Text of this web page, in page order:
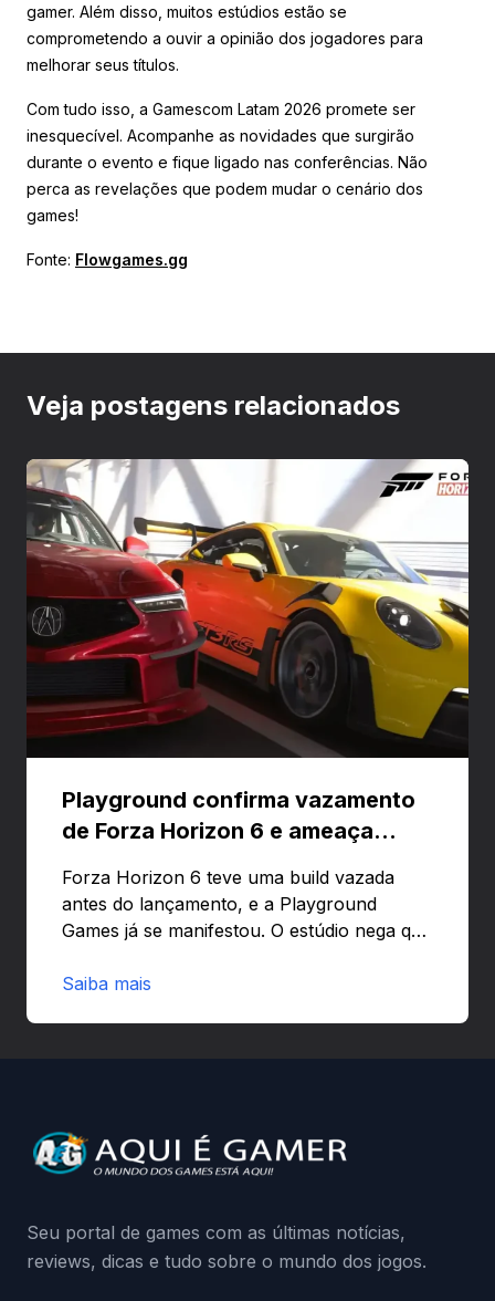
gamer. Além disso, muitos estúdios estão se
comprometendo a ouvir a opinião dos jogadores para
melhorar seus títulos.
Com tudo isso, a Gamescom Latam 2026 promete ser
inesquecível. Acompanhe as novidades que surgirão
durante o evento e fique ligado nas conferências. Não
perca as revelações que podem mudar o cenário dos
games!
Fonte: Flowgames.gg
Veja postagens relacionados
Playground confirma vazamento
de Forza Horizon 6 e ameaça
Forza Horizon 6 teve uma build vazada
antes do lançamento, e a Playground
Games já se manifestou. O estúdio nega que
preload e avisa que quem usar versões não
da Playground: negação do preload,
medidas contra acessos não autorizados
Saiba mais
Seu portal de games com as últimas notícias,
reviews, dicas e tudo sobre o mundo dos jogos.